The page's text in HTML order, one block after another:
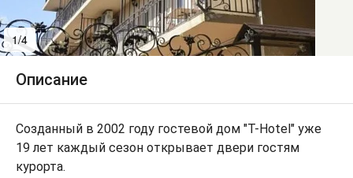
1/4
Описание
Созданный в 2002 году гостевой дом "T-Hotel" уже
19 лет каждый сезон открывает двери гостям
курорта.